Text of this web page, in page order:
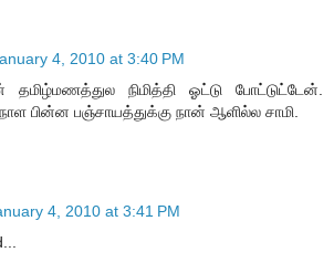
4, 2010 at 3:40 PM
நிமித்தி ஓட்டு போட்டுட்டேன்.
பின்ன பஞ்சாயத்துக்கு நான் ஆளில்ல சாமி.
4, 2010 at 3:41 PM